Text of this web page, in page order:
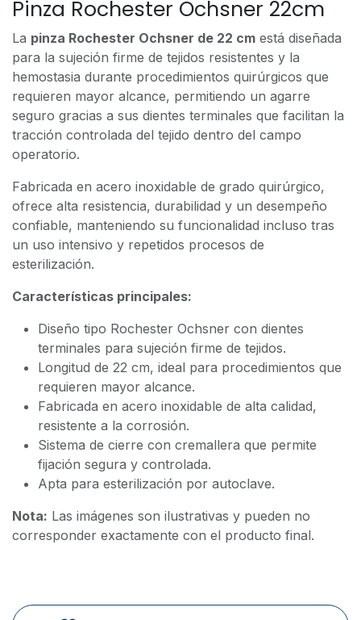
Pinza Rochester Ochsner 22cm
La pinza Rochester Ochsner de 22 cm está diseñada
para la sujeción firme de tejidos resistentes y la
hemostasia durante procedimientos quirúrgicos que
requieren mayor alcance, permitiendo un agarre
seguro gracias a sus dientes terminales que facilitan la
tracción controlada del tejido dentro del campo
operatorio.
Fabricada en acero inoxidable de grado quirúrgico,
ofrece alta resistencia, durabilidad y un desempeño
confiable, manteniendo su funcionalidad incluso tras
un uso intensivo y repetidos procesos de
esterilización.
Características principales:
Diseño tipo Rochester Ochsner con dientes
terminales para sujeción firme de tejidos.
Longitud de 22 cm, ideal para procedimientos que
requieren mayor alcance.
Fabricada en acero inoxidable de alta calidad,
resistente a la corrosión.
Sistema de cierre con cremallera que permite
fijación segura y controlada.
Apta para esterilización por autoclave.
Nota: Las imágenes son ilustrativas y pueden no
corresponder exactamente con el producto final.